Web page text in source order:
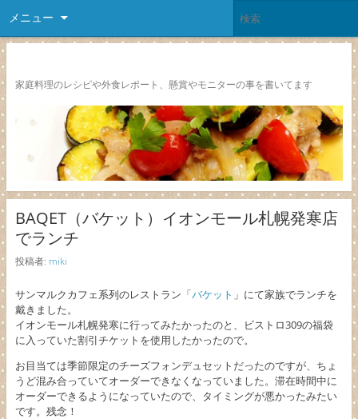
メニュー
家庭料理のレシピや外食レポート、懸賞やモニターの事を書いてます
BAQET（バケット）イオンモール札幌発寒店
でランチ
投稿者: miki
サンマルクカフェ系列のレストラン「バケット 」にて家族でランチを
戴きました。
イオンモール札幌発寒に行ってみたかったのと、ビストロ309の福袋
に入っていた割引チケットを使用したかったので。
お目当ては季節限定のチーズフォンデュセットだったのですが、ちょ
うど混み合っていてオーダーできなくなっていました。滞在時間中に
オーダーできるようになっていたので、タイミングが悪かったみたい
です。残念！